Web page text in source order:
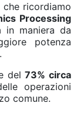
che ricordiamo
Processing
in maniera da
potenza
.
del73% circa
operazioni
comune.